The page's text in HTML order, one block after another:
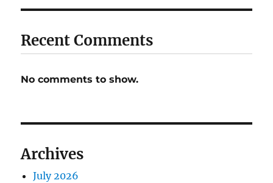
Recent Comments
No comments to show.
Archives
July 2026